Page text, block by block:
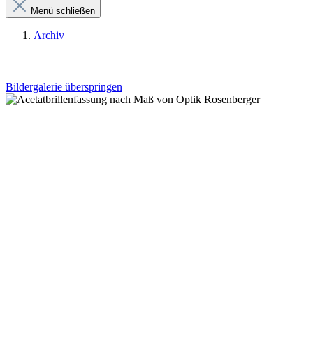
Menü schließen
Archiv
Bildergalerie überspringen